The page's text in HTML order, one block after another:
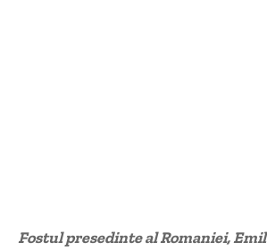
Fostul presedinte al Romaniei, Emil